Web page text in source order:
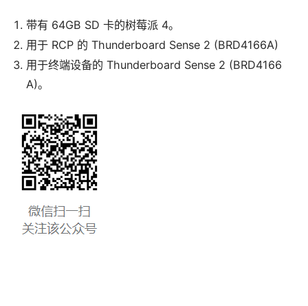
带有 64GB SD 卡的树莓派 4。
用于 RCP 的 Thunderboard Sense 2 (BRD4166A)
用于终端设备的 Thunderboard Sense 2 (BRD4166
A)。